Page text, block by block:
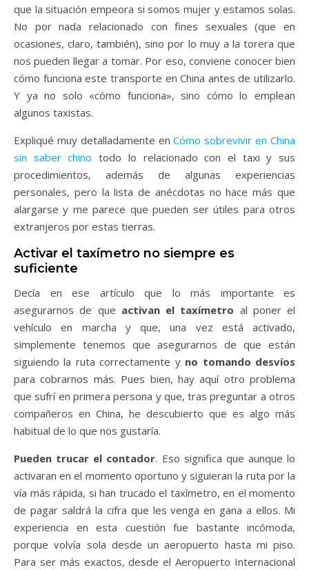
que la situación empeora si somos mujer y estamos solas.
No por nada relacionado con fines sexuales (que en
ocasiones, claro, también), sino por lo muy a la torera que
nos pueden llegar a tomar. Por eso, conviene conocer bien
cómo funciona este transporte en China antes de utilizarlo.
Y ya no solo «cómo funciona», sino cómo lo emplean
algunos taxistas.
Expliqué muy detalladamente enCómo sobrevivir en China
sin saber chino todo lo relacionado con el taxi y sus
procedimientos, además de algunas experiencias
personales, pero la lista de anécdotas no hace más que
alargarse y me parece que pueden ser útiles para otros
extranjeros por estas tierras.
Activar el taxímetro no siempre es
suficiente
Decía en ese artículo que lo más importante es
asegurarnos de que activan el taxímetro al poner el
vehículo en marcha y que, una vez está activado,
simplemente tenemos que asegurarnos de que están
siguiendo la ruta correctamente y no tomando desvíos
para cobrarnos más. Pues bien, hay aquí otro problema
que sufrí en primera persona y que, tras preguntar a otros
compañeros en China, he descubierto que es algo más
habitual de lo que nos gustaría.
Pueden trucar el contador. Eso significa que aunque lo
activaran en el momento oportuno y siguieran la ruta por la
vía más rápida, si han trucado el taxímetro, en el momento
de pagar saldrá la cifra que les venga en gana a ellos. Mi
experiencia en esta cuestión fue bastante incómoda,
porque volvía sola desde un aeropuerto hasta mi piso.
Para ser más exactos, desde el Aeropuerto Internacional